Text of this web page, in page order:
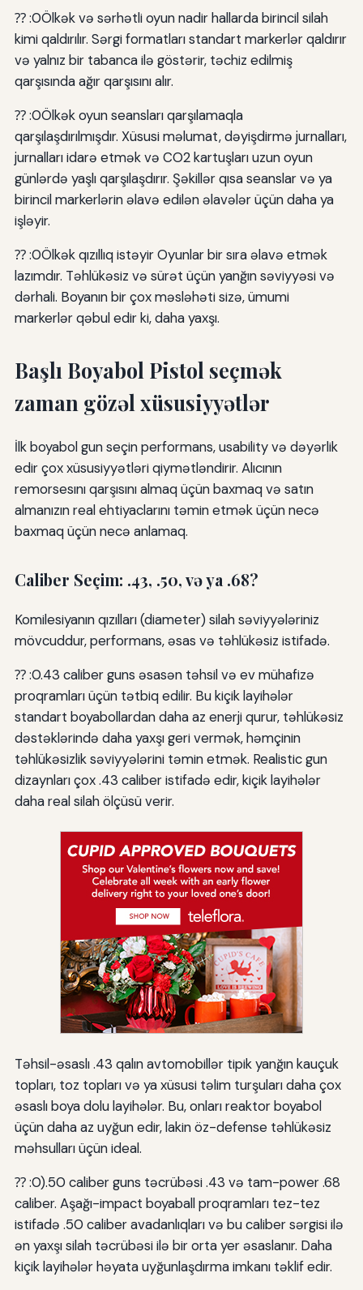
⁇ :0Ölkək və sərhətli oyun nadir hallarda birincil silah
kimi qaldırılır. Sərgi formatları standart markerlər qaldırır
və yalnız bir tabanca ilə göstərir, təchiz edilmiş
qarşısında ağır qarşısını alır.
⁇ :0Ölkək oyun seansları qarşılamaqla
qarşılaşdırılmışdır. Xüsusi məlumat, dəyişdirmə jurnalları,
jurnalları idarə etmək və CO2 kartuşları uzun oyun
günlərdə yaşlı qarşılaşdırır. Şəkillər qısa seanslar və ya
birincil markerlərin əlavə edilən əlavələr üçün daha ya
işləyir.
⁇ :0Ölkək qızıllıq istəyir Oyunlar bir sıra əlavə etmək
lazımdır. Təhlükəsiz və sürət üçün yanğın səviyyəsi və
dərhali. Boyanın bir çox məsləhəti sizə, ümumi
markerlər qəbul edir ki, daha yaxşı.
Başlı Boyabol Pistol seçmək
zaman gözəl xüsusiyyətlər
İlk boyabol gun seçin performans, usability və dəyərlik
edir çox xüsusiyyətləri qiymətləndirir. Alıcının
remorsesını qarşısını almaq üçün baxmaq və satın
almanızın real ehtiyaclarını təmin etmək üçün necə
baxmaq üçün necə anlamaq.
Caliber Seçim: .43, .50, və ya .68?
Komilesiyanın qızılları (diameter) silah səviyyələriniz
mövcuddur, performans, əsas və təhlükəsiz istifadə.
⁇ :0.43 caliber guns əsasən təhsil və ev mühafizə
proqramları üçün tətbiq edilir. Bu kiçik layihələr
standart boyabollardan daha az enerji qurur, təhlükəsiz
dəstəklərində daha yaxşı geri vermək, həmçinin
təhlükəsizlik səviyyələrini təmin etmək. Realistic gun
dizaynları çox .43 caliber istifadə edir, kiçik layihələr
daha real silah ölçüsü verir.
Təhsil-əsaslı .43 qalın avtomobillər tipik yanğın kauçuk
topları, toz topları və ya xüsusi təlim turşuları daha çox
əsaslı boya dolu layihələr. Bu, onları reaktor boyabol
üçün daha az uyğun edir, lakin öz-defense təhlükəsiz
məhsulları üçün ideal.
⁇ :0).50 caliber guns təcrübəsi .43 və tam-power .68
caliber. Aşağı-impact boyaball proqramları tez-tez
istifadə .50 caliber avadanlıqları və bu caliber sərgisi ilə
ən yaxşı silah təcrübəsi ilə bir orta yer əsaslanır. Daha
kiçik layihələr həyata uyğunlaşdırma imkanı təklif edir.